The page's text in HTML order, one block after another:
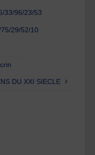
33/96/23/53
29/52/10
DU XXI SIECLE